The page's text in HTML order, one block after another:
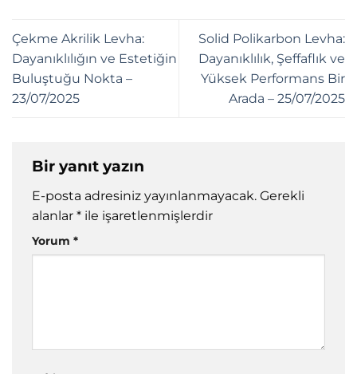
Çekme Akrilik Levha:
Dayanıklılığın ve Estetiğin
Buluştuğu Nokta –
23/07/2025
Solid Polikarbon Levha:
Dayanıklılık, Şeffaflık ve
Yüksek Performans Bir
Arada – 25/07/2025
Bir yanıt yazın
E-posta adresiniz yayınlanmayacak. Gerekli
alanlar * ile işaretlenmişlerdir
Yorum *